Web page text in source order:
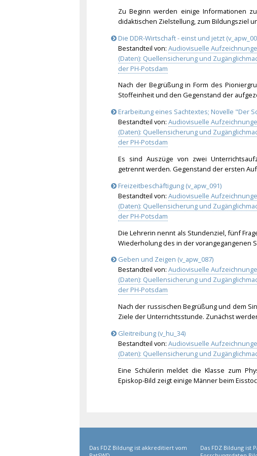
Zu Beginn werden einige Informationen
didaktischen Zielstellung, zum Bildungsziel
Die DDR-Wirtschaft - einst und jetzt
Bestandteil von: Audiovisuelle
(Daten): Quellensicherung und
der PH-Potsdam
Nach der Begrüßung in Form des
Stoffeinheit und den Gegenstand der
Erarbeitung eines Sachtextes; Novelle "Der
Bestandteil von: Audiovisuelle
(Daten): Quellensicherung und
der PH-Potsdam
Es sind Auszüge von zwei
getrennt werden. Gegenstand der ersten
Freizeitbeschäftigung (v_apw_091)
Bestandteil von: Audiovisuelle
(Daten): Quellensicherung und
der PH-Potsdam
Die Lehrerin nennt als Stundenziel, fünf
Wiederholung des in der vorangegangenen
Geben und Zeigen (v_apw_087)
Bestandteil von: Audiovisuelle
(Daten): Quellensicherung und
der PH-Potsdam
Nach der russischen Begrüßung und dem
Ziele der Unterrichtsstunde. Zunächst
Gleitreibung (v_hu_34)
Bestandteil von: Audiovisuelle
(Daten): Quellensicherung und
Eine Schülerin meldet die Klasse zum
Episkop-Bild zeigt einige Männer beim
Das FDZ Bildung ist akkreditiert vom
Das FDZ Bildung ist